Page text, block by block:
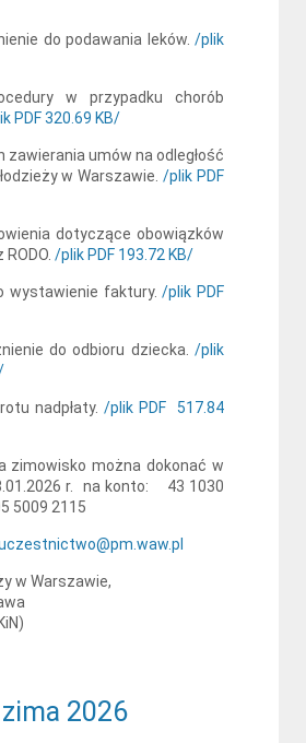
do podawania leków. /plik
w przypadku chorób
PDF 320.69 KB/
umów na odległość
w Warszawie. /plik PDF
dotyczące obowiązków
/plik PDF 193.72 KB/
faktury. /plik PDF
do odbioru dziecka. /plik
nadpłaty. /plik PDF 517.84
zimowisko można dokonać w
r. na konto: 43 1030
5009 2115
w Warszawie,
2026